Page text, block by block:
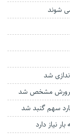
شد
و پرورش مشخص شد
نیاز دارد